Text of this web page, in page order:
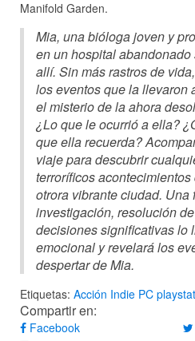
Manifold Garden.
Mia, una bióloga joven y
en un hospital
allí. Sin más rastros de
los eventos que la llevaron
el misterio de la ahora
¿Lo que le ocurrió a ella?
que ella recuerda?
viaje para descubrir
terroríficos
otrora vibrante ciudad. Una
investigación, resolución
decisiones significativas lo
emocional y revelará los
despertar de Mia.
Etiquetas: Acción Indie PC
Compartir en:
Facebook